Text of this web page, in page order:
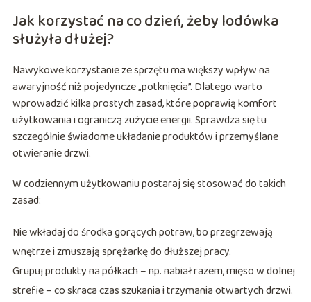
Jak korzystać na co dzień, żeby lodówka
służyła dłużej?
Nawykowe korzystanie ze sprzętu ma większy wpływ na
awaryjność niż pojedyncze „potknięcia”. Dlatego warto
wprowadzić kilka prostych zasad, które poprawią komfort
użytkowania i ograniczą zużycie energii. Sprawdza się tu
szczególnie świadome układanie produktów i przemyślane
otwieranie drzwi.
W codziennym użytkowaniu postaraj się stosować do takich
zasad:
Nie wkładaj do środka gorących potraw, bo przegrzewają
wnętrze i zmuszają sprężarkę do dłuższej pracy.
Grupuj produkty na półkach – np. nabiał razem, mięso w dolnej
strefie – co skraca czas szukania i trzymania otwartych drzwi.